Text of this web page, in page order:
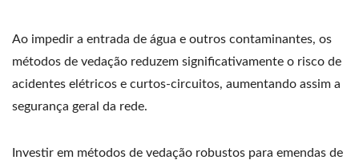
Ao impedir a entrada de água e outros contaminantes, os
métodos de vedação reduzem significativamente o risco de
acidentes elétricos e curtos-circuitos, aumentando assim a
segurança geral da rede.
Investir em métodos de vedação robustos para emendas de